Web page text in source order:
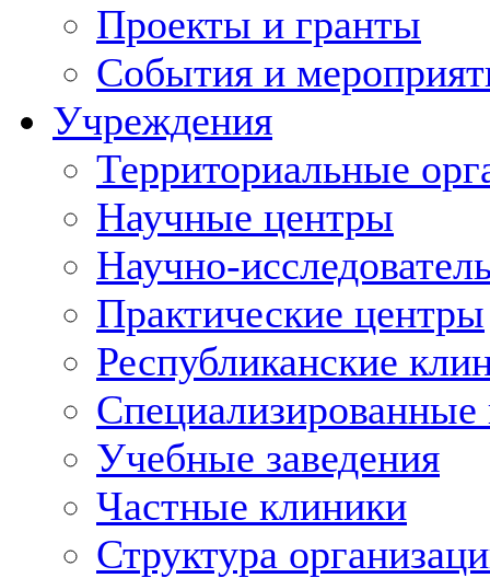
Проекты и гранты
События и
Учреждения
Территориальные
Научные центры
Научно-
Практические центры
Республиканские
Учебные заведения
Частные клиники
Структура